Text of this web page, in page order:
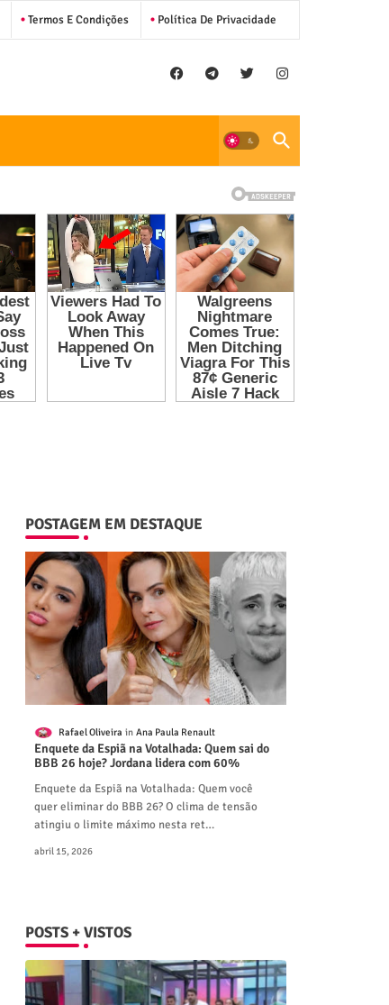
Termos E Condições Política De Privacidade
POSTAGEM EM DESTAQUE
Rafael Oliveira Ana Paula Renault
Enquete da Espiã na Votalhada: Quem sai do
BBB 26 hoje? Jordana lidera com 60%
Enquete da Espiã na Votalhada: Quem você
quer eliminar do BBB 26? O clima de tensão
atingiu o limite máximo nesta ret…
abril 15, 2026
POSTS + VISTOS